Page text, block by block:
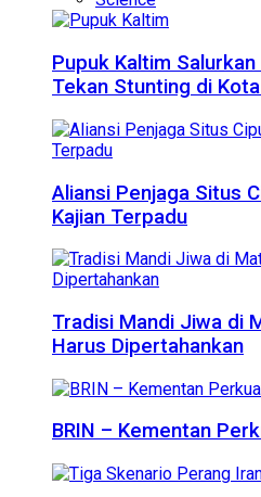
Pupuk Kaltim
Tekan Stunting di
Aliansi Penjaga Situs
Kajian Terpadu
Tradisi Mandi Jiwa di
Harus Dipertahankan
BRIN – Kementan